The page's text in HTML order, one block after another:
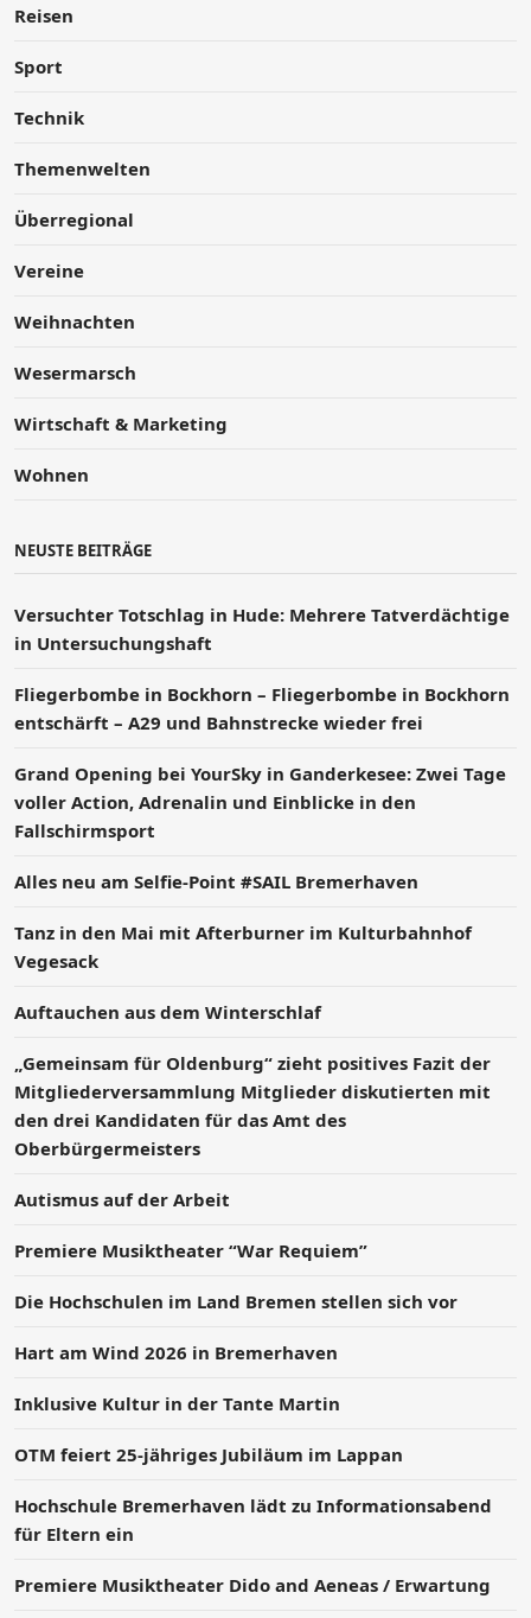
Reisen
Sport
Technik
Themenwelten
Überregional
Vereine
Weihnachten
Wesermarsch
Wirtschaft & Marketing
Wohnen
NEUSTE BEITRÄGE
Versucht­er Totschlag in Hude: Mehrere Tatverdächtige
in Untersuchungshaft
Fliegerbombe in Bockhorn – Fliegerbombe in Bockhorn
entschärft – A29 und Bahnstrecke wieder frei
Grand Opening bei YourSky in Ganderkesee: Zwei Tage
voller Action, Adrenalin und Einblicke in den
Fallschirmsport
Alles neu am Selfie-Point #SAIL Bremerhaven
Tanz in den Mai mit Afterburner im Kulturbahnhof
Vegesack
Auftauchen aus dem Winterschlaf
„Gemeinsam für Oldenburg“ zieht positives Fazit der
Mitgliederversammlung Mitglieder diskutierten mit
den drei Kandidaten für das Amt des
Oberbürgermeisters
Autismus auf der Arbeit
Premiere Musiktheater “War Requiem”
Die Hochschulen im Land Bremen stellen sich vor
Hart am Wind 2026 in Bremerhaven
Inklusive Kultur in der Tante Martin
OTM feiert 25-jähriges Jubiläum im Lappan
Hochschule Bremerhaven lädt zu Informationsabend
für Eltern ein
Premiere Musiktheater Dido and Aeneas / Erwartung